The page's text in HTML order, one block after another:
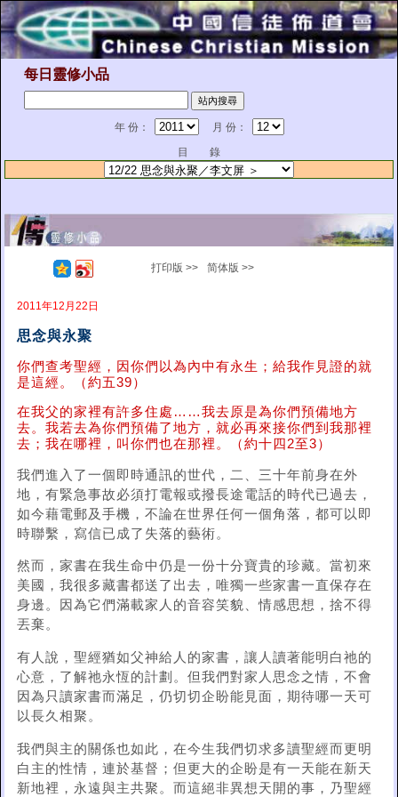
每日靈修小品
年 份：
月 份：
目 錄
打印版 >> 简体版 >>
2011年12月22日
思念與永聚
你們查考聖經，因你們以為內中有永生；給我作見證的就
是這經。（約五39）
在我父的家裡有許多住處……我去原是為你們預備地方
去。我若去為你們預備了地方，就必再來接你們到我那裡
去；我在哪裡，叫你們也在那裡。（約十四2至3）
我們進入了一個即時通訊的世代，二、三十年前身在外
地，有緊急事故必須打電報或撥長途電話的時代已過去，
如今藉電郵及手機，不論在世界任何一個角落，都可以即
時聯繫，寫信已成了失落的藝術。
然而，家書在我生命中仍是一份十分寶貴的珍藏。當初來
美國，我很多藏書都送了出去，唯獨一些家書一直保存在
身邊。因為它們滿載家人的音容笑貌、情感思想，捨不得
丟棄。
有人說，聖經猶如父神給人的家書，讓人讀著能明白祂的
心意，了解祂永恆的計劃。但我們對家人思念之情，不會
因為只讀家書而滿足，仍切切企盼能見面，期待哪一天可
以長久相聚。
我們與主的關係也如此，在今生我們切求多讀聖經而更明
白主的性情，連於基督；但更大的企盼是有一天能在新天
新地裡，永遠與主共聚。而這絕非異想天開的事，乃聖經